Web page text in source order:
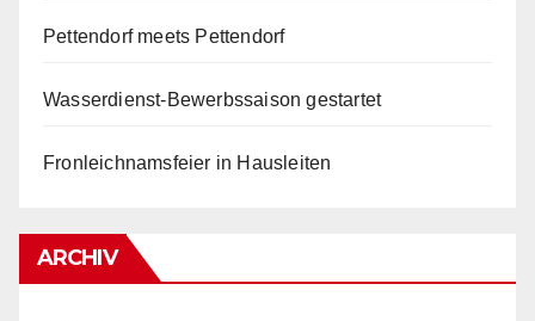
Pettendorf meets Pettendorf
Wasserdienst-Bewerbssaison gestartet
Fronleichnamsfeier in Hausleiten
ARCHIV